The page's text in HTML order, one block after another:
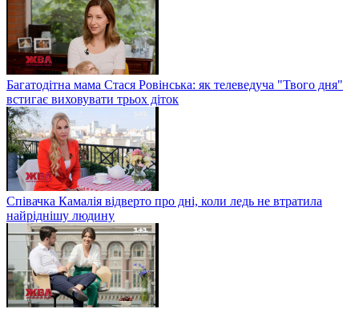
Багатодітна мама Стася Ровінська: як телеведуча "Твого дня"
встигає виховувати трьох діток
Співачка Камалія відверто про дні, коли ледь не втратила
найріднішу людину